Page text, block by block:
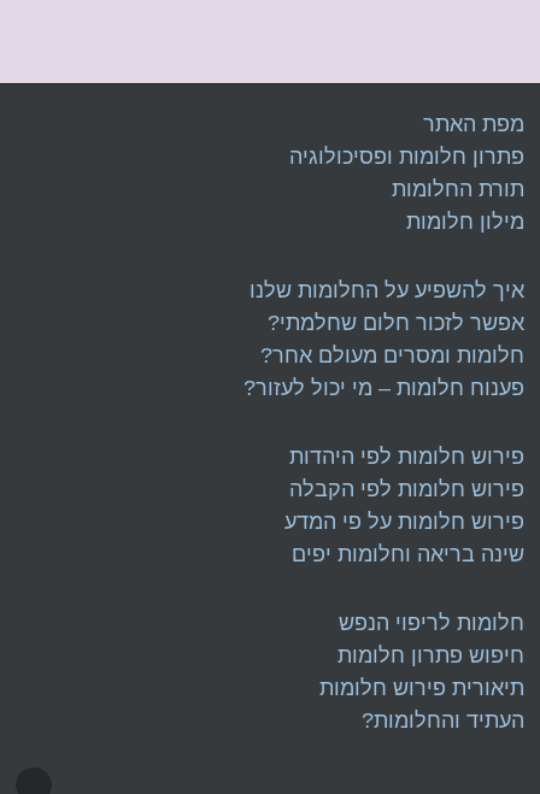
מפת האתר
פתרון חלומות ופסיכולוגיה
תורת החלומות
מילון חלומות
איך להשפיע על החלומות שלנו
אפשר לזכור חלום שחלמתי?
חלומות ומסרים מעולם אחר?
פענוח חלומות – מי יכול לעזור?
פירוש חלומות לפי היהדות
פירוש חלומות לפי הקבלה
פירוש חלומות על פי המדע
שינה בריאה וחלומות יפים
חלומות לריפוי הנפש
חיפוש פתרון חלומות
תיאורית פירוש חלומות
העתיד והחלומות?